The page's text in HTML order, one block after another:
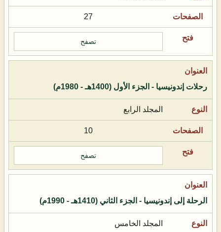
27
تصفح
رحلات إندونيسيا - الجزء الأول (1400هـ - 1980م)
المجلد الرابع
10
تصفح
الرحلة إلى إندونيسيا - الجزء الثاني (1410هـ - 1990م)
المجلد الخامس